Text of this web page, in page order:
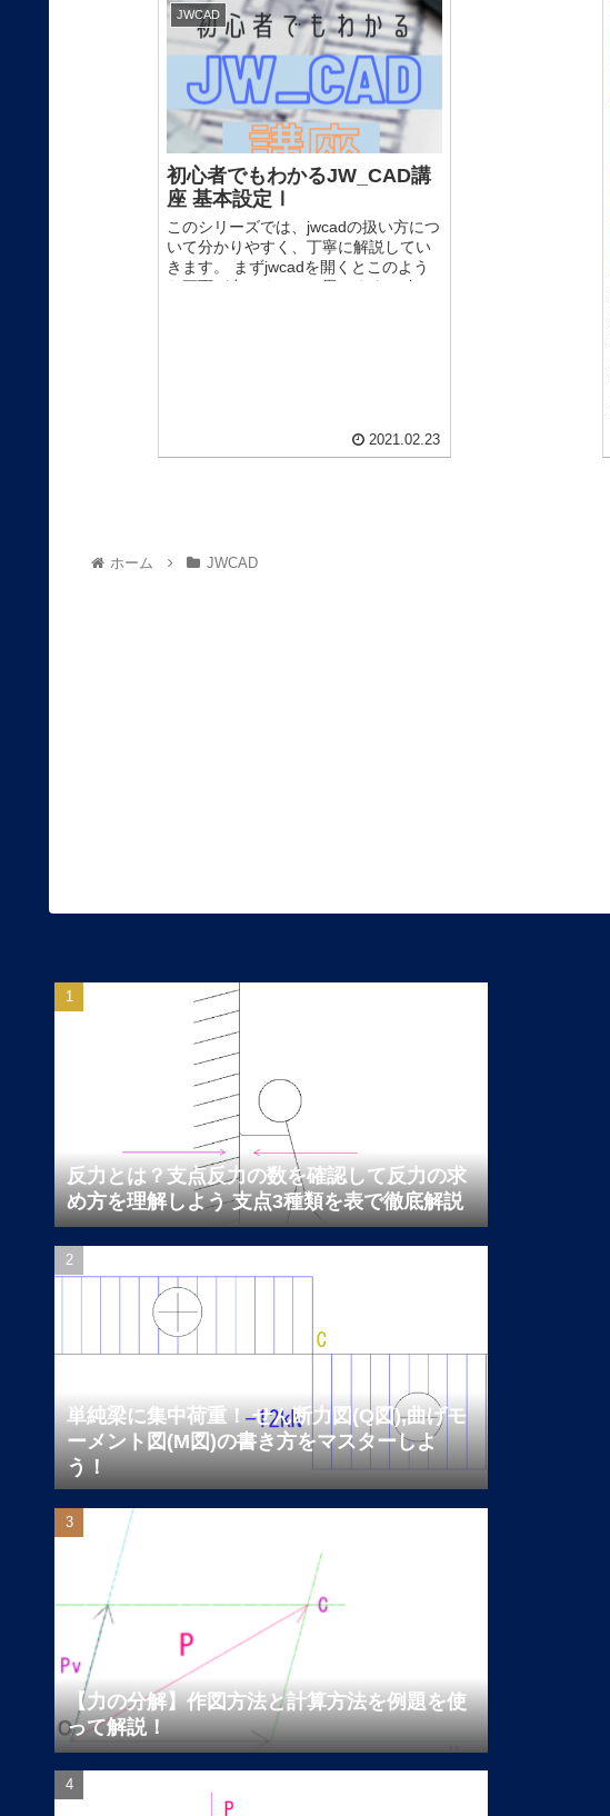
JWCAD
初心者でもわかるJW_CAD講
座 基本設定Ⅰ
このシリーズでは、jwcadの扱い方につ
いて分かりやすく、丁寧に解説してい
きます。 まずjwcadを開くとこのよう
な画面が出てくるかと思います。 色々
2021.02.23
ホーム JWCAD
反力とは？支点反力の数を確認して反力の求
め方を理解しよう 支点3種類を表で徹底解説
単純梁に集中荷重！ せん断力図(Q図),曲げモ
ーメント図(M図)の書き方をマスターしよ
う！
【力の分解】作図方法と計算方法を例題を使
って解説！